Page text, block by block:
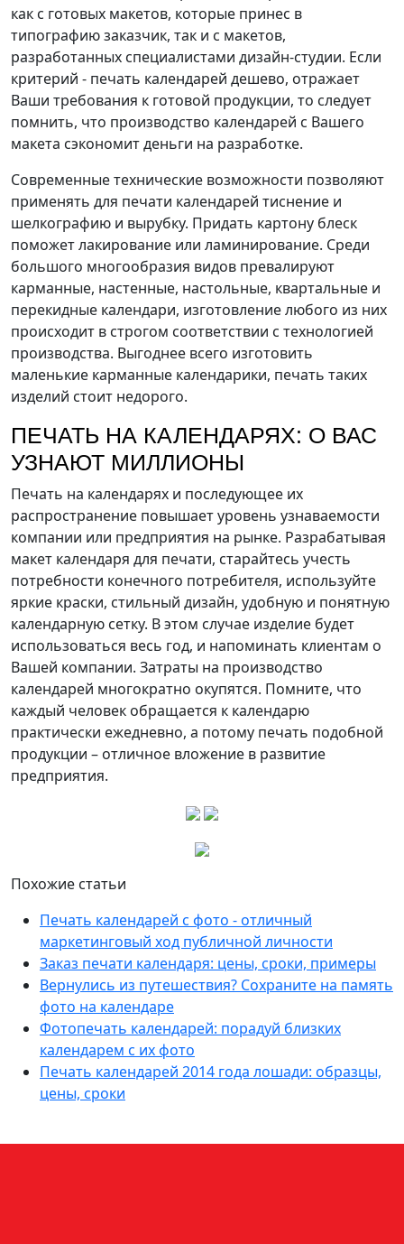
как с готовых макетов, которые принес в
типографию заказчик, так и с макетов,
разработанных специалистами дизайн-студии. Если
критерий - печать календарей дешево, отражает
Ваши требования к готовой продукции, то следует
помнить, что производство календарей с Вашего
макета сэкономит деньги на разработке.
Современные технические возможности позволяют
применять для печати календарей тиснение и
шелкографию и вырубку. Придать картону блеск
поможет лакирование или ламинирование. Среди
большого многообразия видов превалируют
карманные, настенные, настольные, квартальные и
перекидные календари, изготовление любого из них
происходит в строгом соответствии с технологией
производства. Выгоднее всего изготовить
маленькие карманные календарики, печать таких
изделий стоит недорого.
ПЕЧАТЬ НА КАЛЕНДАРЯХ: О ВАС
УЗНАЮТ МИЛЛИОНЫ
Печать на календарях и последующее их
распространение повышает уровень узнаваемости
компании или предприятия на рынке. Разрабатывая
макет календаря для печати, старайтесь учесть
потребности конечного потребителя, используйте
яркие краски, стильный дизайн, удобную и понятную
календарную сетку. В этом случае изделие будет
использоваться весь год, и напоминать клиентам о
Вашей компании. Затраты на производство
календарей многократно окупятся. Помните, что
каждый человек обращается к календарю
практически ежедневно, а потому печать подобной
продукции – отличное вложение в развитие
предприятия.
Похожие статьи
Печать календарей с фото - отличный
маркетинговый ход публичной личности
Заказ печати календаря: цены, сроки, примеры
Вернулись из путешествия? Сохраните на память
фото на календаре
Фотопечать календарей: порадуй близких
календарем с их фото
Печать календарей 2014 года лошади: образцы,
цены, сроки